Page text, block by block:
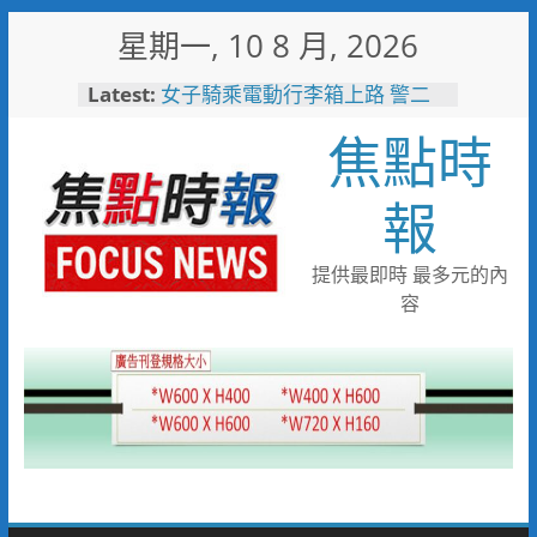
星期一, 10 8 月, 2026
Latest: 女子騎乘電動行李箱上路 警二
「家、無限延伸」建構偏鄉照護
大拼圖 北榮展現燈塔醫院守護
力
刑事鑑識中心實驗室戮力打詐
採獲指紋平均比中率達六成八
免費試飲啤酒x港灣夕陽音樂
會 115年竹南觀光文化季
調閱監視器沿線搜尋接力尋回平
安返家
焦點時
報
提供最即時 最多元的內
容